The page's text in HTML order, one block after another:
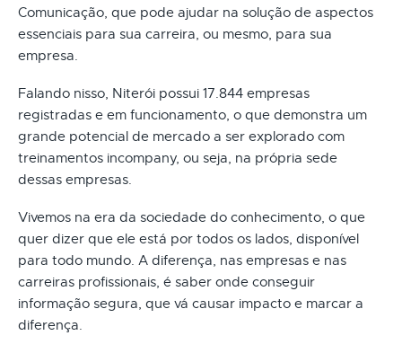
Comunicação, que pode ajudar na solução de aspectos
essenciais para sua carreira, ou mesmo, para sua
empresa.
Falando nisso, Niterói possui 17.844 empresas
registradas e em funcionamento, o que demonstra um
grande potencial de mercado a ser explorado com
treinamentos incompany, ou seja, na própria sede
dessas empresas.
Vivemos na era da sociedade do conhecimento, o que
quer dizer que ele está por todos os lados, disponível
para todo mundo. A diferença, nas empresas e nas
carreiras profissionais, é saber onde conseguir
informação segura, que vá causar impacto e marcar a
diferença.